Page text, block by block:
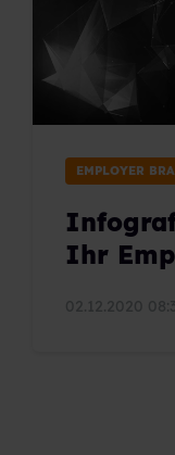
EMPLOYER
Ihr